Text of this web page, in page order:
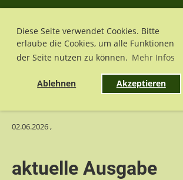
Diese Seite verwendet Cookies. Bitte
erlaube die Cookies, um alle Funktionen
der Seite nutzen zu können. Mehr Infos
Ablehnen Akzeptieren
Menü
02.06.2026,
aktuelle Ausgabe